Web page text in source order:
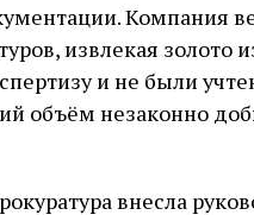
Компания
извлекая золото
и не были
объём незаконно
внесла